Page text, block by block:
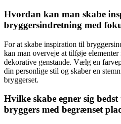
Hvordan kan man skabe
bryggersindretning med
For at skabe inspiration til
kan man overveje at tilføje
dekorative genstande. Vælg en
din personlige stil og skaber en
bryggerset.
Hvilke skabe egner sig
bryggers med begrænset